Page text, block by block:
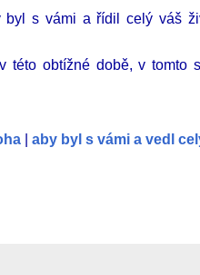
byl s vámi a řídil celý váš
obtížné době, v tomto
aby byl s vámi a vedl